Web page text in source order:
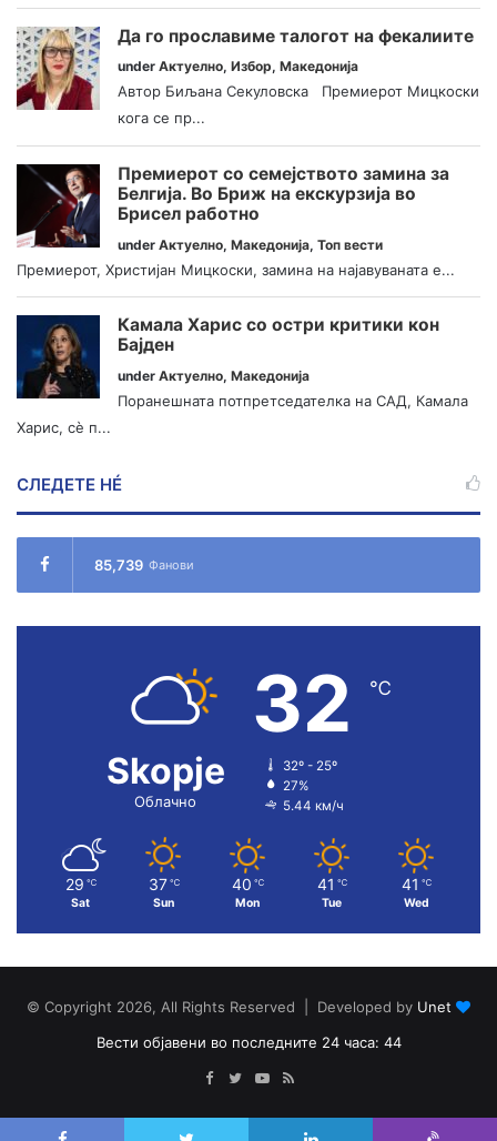
Да го прославиме талогот на фекалиите
under Актуелно, Избор, Македонија
Автор Биљана Секуловска Премиерот Мицкоски
кога се пр...
Премиерот со семејството замина за
Белгија. Во Бриж на екскурзија во
Брисел работно
under Актуелно, Македонија, Топ вести
Премиерот, Христијан Мицкоски, замина на најавуваната е...
Камала Харис со остри критики кон
Бајден
under Актуелно, Македонија
Поранешната потпретседателка на САД, Камала
Харис, сè п...
СЛЕДЕТЕ НÉ
85,739 Фанови
Skopje
Облачно
32 ℃
32º - 25º
27%
5.44 км/ч
29 ℃
Sat
37 ℃
Sun
40 ℃
Mon
41 ℃
Tue
41 ℃
Wed
© Copyright 2026, All Rights Reserved | Developed by Unet
Вести објавени во последните 24 часа: 44
Facebook
TwitterYouTube
RSS